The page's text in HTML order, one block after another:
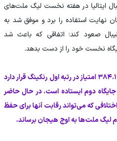
ایتالیا در هفته نخست لیگ ملت‌های
نهایت استفاده را برد و موفق شد به
صعود کند؛ اتفاقی که باعث شد
نخست خود را از دست بدهد.
تیم ملی والیبال ایتالیا هم‌اکنون با ۳۸۴.۱۲ امتیاز در رتبه اول رنکینگ قرار دارد
۳۷۴.۸۳ امتیاز در جایگاه دوم ایستاده است. در حال حاضر
امتیاز است؛ اختلافی که می‌تواند رقابت آنها برای حفظ
لیگ ملت‌ها به اوج هیجان برساند.